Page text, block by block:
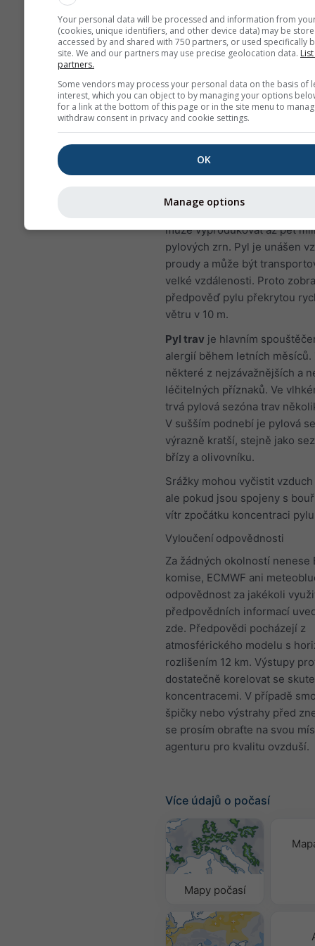
sípání, kašel, nachlazení,
bronchitida
ovzduší čtvrtý panel
předpověď pylu pro Zielona
vzdušným alergenům během
období, případně později v
vyšších zeměpisných šířkách.
stromy kvetou, uvolňují
může vyprodukovat až pět
pylových zrn. Pyl je unášen
proudy a může být
velké vzdálenosti. Proto
předpověď pylu překrytou
větru v 10 m.
Pyl trav je hlavním
alergií během letních měsíců.
některé z nejzávažnějších a
léčitelných příznaků. Ve
trvá pylová sezóna trav
V sušším podnebí je pylová
výrazně kratší, stejně jako
břízy a olivovníku.
Srážky mohou vyčistit
ale pokud jsou spojeny s
vítr zpočátku koncentraci
Vyloučení odpovědnosti
Za žádných okolností nenese
komise, ECMWF ani
odpovědnost za jakékoli
předpovědních informací
zde. Předpovědi pocházejí z
atmosférického modelu s
rozlišením 12 km. Výstupy
dostatečně korelovat se
koncentracemi. V případě
špičky nebo výstrahy před
se prosím obraťte na svou
agenturu pro kvalitu ovzduší.
Více údajů o počasí
Mapy počasí
Your personal data will be processed and information from
(cookies, unique identifiers, and other device data) may be
accessed by and shared with 750 partners, or used specifically
site. We and our partners may use precise geolocation data.
partners.
Some vendors may process your personal data on the basis of
interest, which you can object to by managing your options
for a link at the bottom of this page or in the site menu to
withdraw consent in privacy and cookie settings.
OK
Manage options